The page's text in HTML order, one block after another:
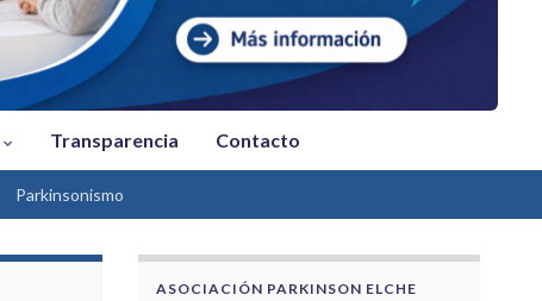
Transparencia Contacto
Parkinsonismo
ASOCIACIÓN PARKINSON ELCHE